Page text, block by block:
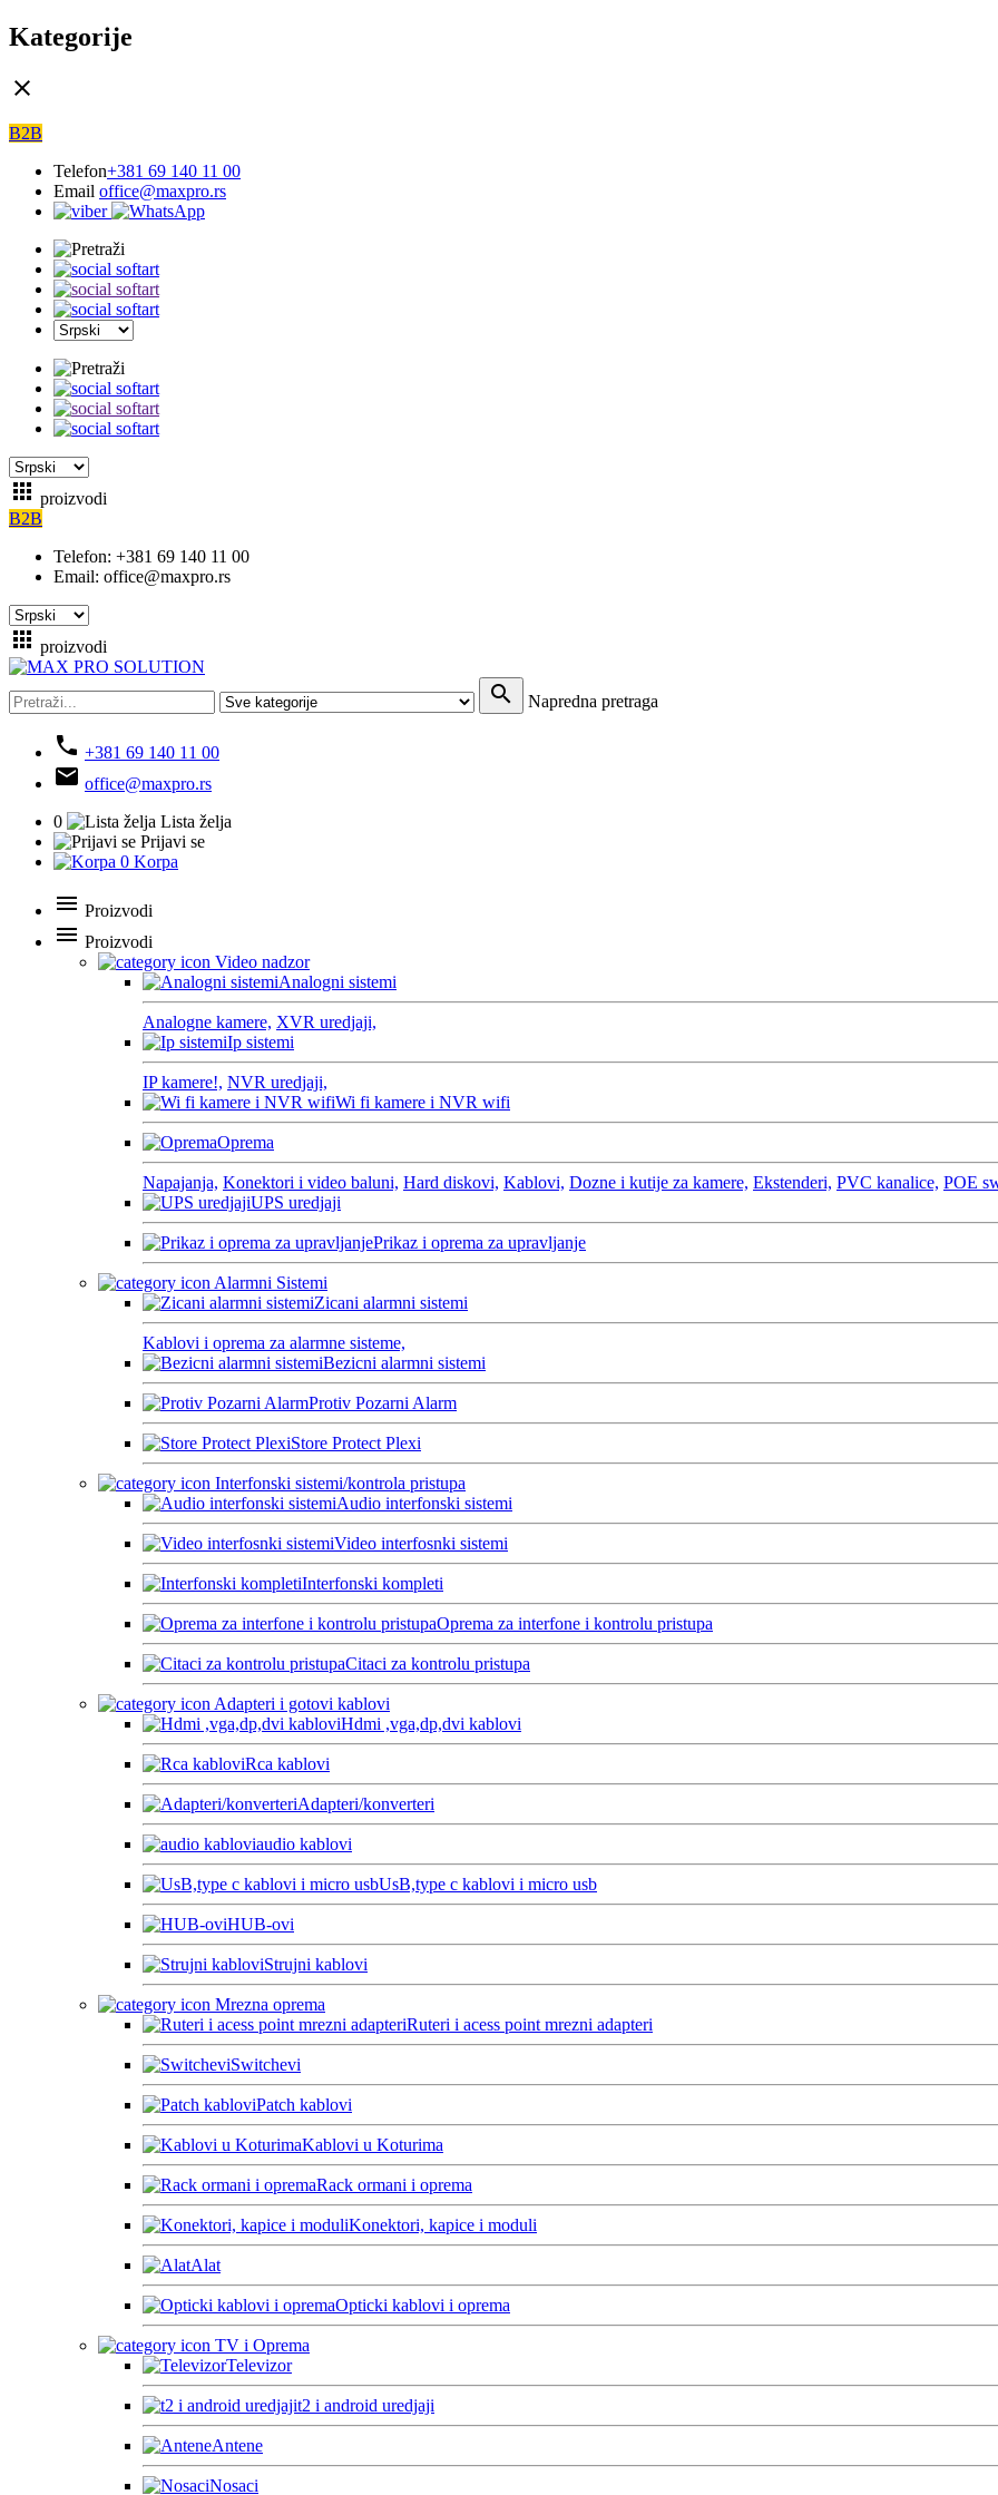
Kategorije
close
B2B
Telefon+381 69 140 11 00
Email office@maxpro.rs
apps proizvodi
B2B
Telefon: +381 69 140 11 00
Email: office@maxpro.rs
apps proizvodi
search Napredna pretraga
phone +381 69 140 11 00
email office@maxpro.rs
0
Lista želja
Prijavi se
0 Korpa
menu Proizvodi
menu Proizvodi
Video nadzor
Analogni sistemi
Analogne kamere, XVR uredjaji,
Ip sistemi
IP kamere!, NVR uredjaji,
Wi fi kamere i NVR wifi
Oprema
Napajanja, Konektori i video baluni, Hard diskovi, Kablovi, Dozne i kutije za kamere, Ekstenderi, PVC kanalice, POE
UPS uredjaji
Prikaz i oprema za upravljanje
Alarmni Sistemi
Zicani alarmni sistemi
Kablovi i oprema za alarmne sisteme,
Bezicni alarmni sistemi
Protiv Pozarni Alarm
Store Protect Plexi
Interfonski sistemi/kontrola pristupa
Audio interfonski sistemi
Video interfosnki sistemi
Interfonski kompleti
Oprema za interfone i kontrolu pristupa
Citaci za kontrolu pristupa
Adapteri i gotovi kablovi
Hdmi ,vga,dp,dvi kablovi
Rca kablovi
Adapteri/konverteri
audio kablovi
UsB,type c kablovi i micro usb
HUB-ovi
Strujni kablovi
Mrezna oprema
Ruteri i acess point mrezni adapteri
Switchevi
Patch kablovi
Kablovi u Koturima
Rack ormani i oprema
Konektori, kapice i moduli
Alat
Opticki kablovi i oprema
TV i Oprema
Televizor
t2 i android uredjaji
Antene
Nosaci